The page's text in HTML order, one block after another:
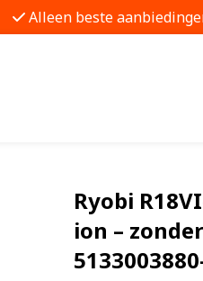
Alleen beste
Ryobi
ion –